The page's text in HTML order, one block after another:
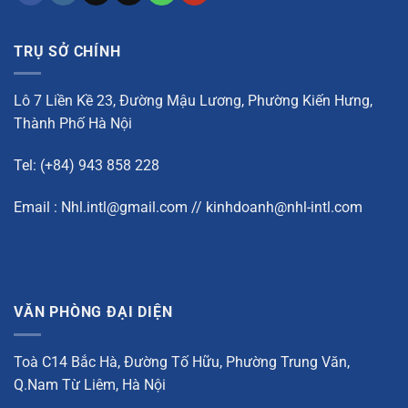
TRỤ SỞ CHÍNH
Lô 7 Liền Kề 23, Đường Mậu Lương, Phường Kiến Hưng,
Thành Phố Hà Nội
Tel: (+84) 943 858 228
Email : Nhl.intl@gmail.com // kinhdoanh@nhl-intl.com
VĂN PHÒNG ĐẠI DIỆN
Toà C14 Bắc Hà, Đường Tố Hữu, Phường Trung Văn,
Q.Nam Từ Liêm, Hà Nội